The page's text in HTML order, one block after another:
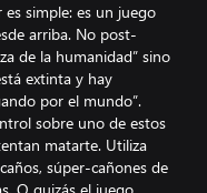
simple: es un juego
arriba. No post-
de la humanidad” sino
extinta y hay
por el mundo”.
sobre uno de estos
matarte. Utiliza
súper-cañones de